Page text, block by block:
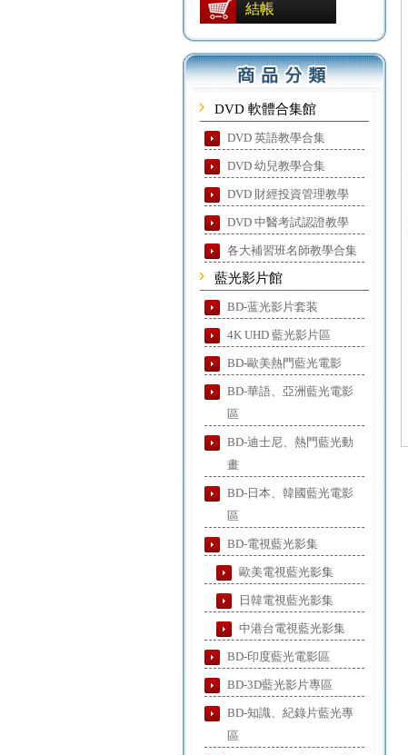
結帳
DVD 軟體合集館
DVD 英語教學合集
DVD 幼兒教學合集
DVD 財經投資管理教學
DVD 中醫考試認證教學
各大補習班名師教學合集
藍光影片館
BD-蓝光影片套装
4K UHD 藍光影片區
BD-歐美熱門藍光電影
BD-華語、亞洲藍光電影
區
BD-迪士尼、熱門藍光動
畫
BD-日本、韓國藍光電影
區
BD-電視藍光影集
歐美電視藍光影集
日韓電視藍光影集
中港台電視藍光影集
BD-印度藍光電影區
BD-3D藍光影片專區
BD-知識、紀錄片藍光專
區